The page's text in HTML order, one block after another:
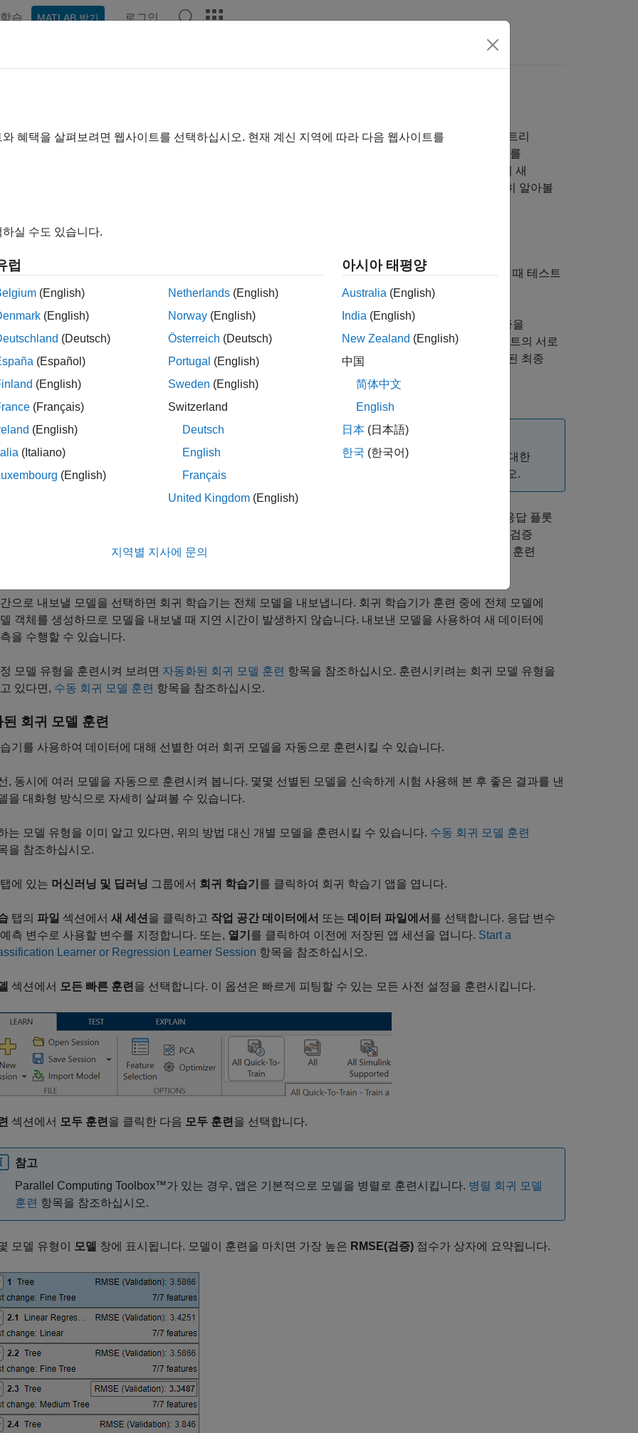
학습 MATLAB 받기 로그인
기를 사용하여 선형 회귀 모델, 회귀 트리, 가우스 과정 회귀 모델, 서포트 벡터 머신, 커널 근사, 회귀 트리
신경망 회귀 모델을 포함하는 회귀 모델을 훈련시킬 수 있습니다. 모델을 훈련시키는 것 외에도 데이터를
, 특징을 선택하고, 검증 방식을 지정하고, 결과를 평가할 수 있습니다. 모델을 작업 공간으로 내보내어 새
코드를 생성하여 프로그래밍 방식으로 회귀하는 방법에 대해 자세히 알아볼
을 훈련시킬 때 앱은 두 가지 단계를 수행합니다.
모델 훈련 — 앱이 훈련 데이터 세트에서 모델을 훈련시킵니다. 훈련 데이터 세트는 앱 세션을 시작할 때 테스트
터 세트로 별도로 설정하지 않은 데이터의 일부입니다.
검증 — 앱이 검증 방식을 사용하여 하나 이상의 모델을 훈련시킵니다. 기본적으로, 이 앱은 교차 검증을
하여 과적합을 방지합니다. 또는 홀드아웃 검증을 지정할 수도 있습니다. 이 두 방식은 훈련 데이터 세트의 서로
부분을 사용하여 각 검증 모델을 훈련시킵니다. 앱은 검증 모델 메트릭과 예측의 평균을 취해서 훈련된 최종
Select Validation Scheme in
Learner or Regression Learner
항목을 참조하십시오.
고
앱은 전체 모델 또는 검증 모델을 훈련할 때 테스트 데이터 세트를 사용하지 않습니다. 모델 테스트에 대한
세한 내용은Test Trained Models in Classification Learner or Regression Learner 항목을 참조하십시오.
련시킨 후에는 앱에 검증 모델의 평균 결과가 표시됩니다. RMS 오차 및 플롯과 같은 진단 측정값과 응답 플롯
플롯과 같은 플롯은 검증 모델의 결과를 반영합니다. 하나 이상의 회귀 모델을 자동으로 훈련시키고 검증
교하여 회귀 문제에 가장 적합한 모델을 선택할 수 있습니다. 테스트 데이터 세트를 사용할 경우 앱은 훈련
으로 내보낼 모델을 선택하면 회귀 학습기는 전체 모델을 내보냅니다. 회귀 학습기가 훈련 중에 전체 모델에
객체를 생성하므로 모델을 내보낼 때 지연 시간이 발생하지 않습니다. 내보낸 모델을 사용하여 새 데이터에
을 수행할 수 있습니다.
모델 유형을 훈련시켜 보려면 자동화된 회귀 모델 훈련 항목을 참조하십시오. 훈련시키려는 회귀 모델 유형을
있다면, 수동 회귀 모델 훈련 항목을 참조하십시오.
회귀 모델 훈련
기를 사용하여 데이터에 대해 선별한 여러 회귀 모델을 자동으로 훈련시킬 수 있습니다.
, 동시에 여러 모델을 자동으로 훈련시켜 봅니다. 몇몇 선별된 모델을 신속하게 시험 사용해 본 후 좋은 결과를 낸
을 대화형 방식으로 자세히 살펴볼 수 있습니다.
는 모델 유형을 이미 알고 있다면, 위의 방법 대신 개별 모델을 훈련시킬 수 있습니다. 수동 회귀 모델 훈련
을 참조하십시오.
에 있는 머신러닝 및 딥러닝 그룹에서 회귀 학습기 를 클릭하여 회귀 학습기 앱을 엽니다.
탭의 파일 섹션에서 새 세션 을 클릭하고 작업 공간 데이터에서 또는 데이터 파일에서 를 선택합니다. 응답 변수
측 변수로 사용할 변수를 지정합니다. 또는, 열기 를 클릭하여 이전에 저장된 앱 세션을 엽니다. Start a
Learner or Regression Learner Session 항목을 참조하십시오.
섹션에서 모든 빠른 훈련 을 선택합니다. 이 옵션은 빠르게 피팅할 수 있는 모든 사전 설정을 훈련시킵니다.
섹션에서 모두 훈련 을 클릭한 다음 모두 훈련 을 선택합니다.
참고
Parallel Computing Toolbox™가 있는 경우, 앱은 기본적으로 모델을 병렬로 훈련시킵니다. 병렬 회귀 모델
훈련 항목을 참조하십시오.
모델 유형이 모델 창에 표시됩니다. 모델이 훈련을 마치면 가장 높은 RMSE(검증) 점수가 상자에 요약됩니다.
혜택을 살펴보려면 웹사이트를 선택하십시오. 현재 계신 지역에 따라 다음 웹사이트를
실 수도 있습니다.
럽
(English)
(English)
(Deutsch)
(Español)
(English)
(Français)
(English)
(Italiano)
(English)
Netherlands (English)
Norway (English)
Österreich (Deutsch)
Portugal (English)
Sweden (English)
Switzerland
Deutsch
English
Français
United Kingdom (English)
아시아 태평양
Australia (English)
India (English)
New Zealand (English)
中国
简体中文
English
日本 (日本語)
한국 (한국어)
지역별 지사에 문의